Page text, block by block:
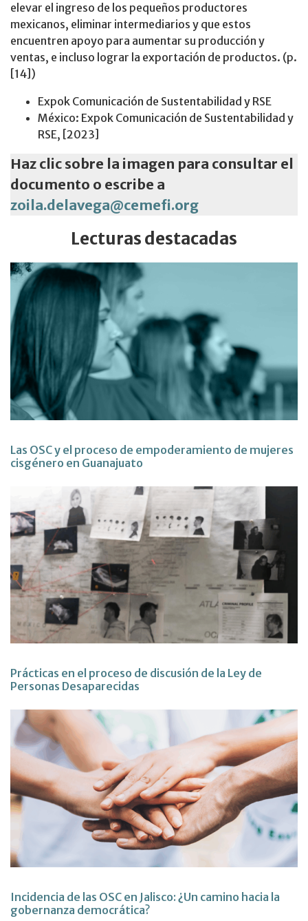
elevar el ingreso de los pequeños productores
mexicanos, eliminar intermediarios y que estos
encuentren apoyo para aumentar su producción y
ventas, e incluso lograr la exportación de productos. (p.
[14])
Expok Comunicación de Sustentabilidad y RSE
México: Expok Comunicación de Sustentabilidad y
RSE, [2023]
Haz clic sobre la imagen para consultar el
documento o escribe a
zoila.delavega@cemefi.org
Lecturas destacadas
Las OSC y el proceso de empoderamiento de mujeres
cisgénero en Guanajuato
Prácticas en el proceso de discusión de la Ley de
Personas Desaparecidas
Incidencia de las OSC en Jalisco: ¿Un camino hacia la
gobernanza democrática?